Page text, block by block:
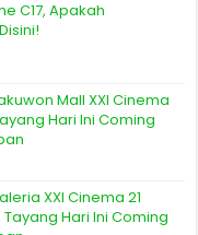
C17, Apakah
Mall XXI Cinema
Hari Ini Coming
XXI Cinema 21
Hari Ini Coming